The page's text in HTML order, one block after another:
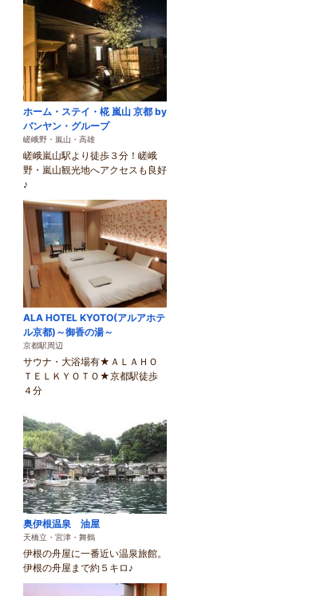
ホーム・ステイ・椛 嵐山 京都 by
バンヤン・グループ
嵯峨野・嵐山・高雄
嵯峨嵐山駅より徒歩３分！嵯峨
野・嵐山観光地へアクセスも良好
♪
ALA HOTEL KYOTO(アルアホテ
ル京都)～御香の湯～
京都駅周辺
サウナ・大浴場有★ＡＬＡＨＯ
ＴＥＬＫＹＯＴＯ★京都駅徒歩
４分
奥伊根温泉 油屋
天橋立・宮津・舞鶴
伊根の舟屋に一番近い温泉旅館。
伊根の舟屋まで約５キロ♪